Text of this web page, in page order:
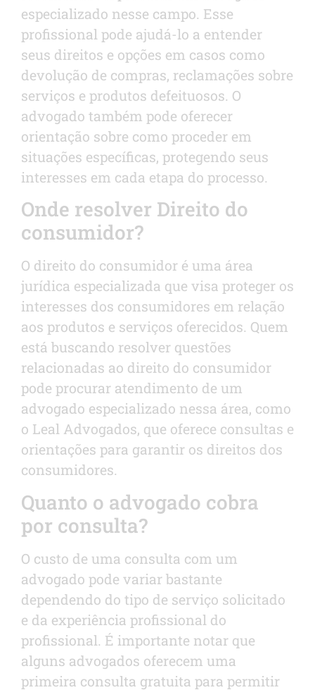
especializado nesse campo. Esse
profissional pode ajudá-lo a entender
seus direitos e opções em casos como
devolução de compras, reclamações sobre
serviços e produtos defeituosos. O
advogado também pode oferecer
orientação sobre como proceder em
situações específicas, protegendo seus
interesses em cada etapa do processo.
Onde resolver Direito do
consumidor?
O direito do consumidor é uma área
jurídica especializada que visa proteger os
interesses dos consumidores em relação
aos produtos e serviços oferecidos. Quem
está buscando resolver questões
relacionadas ao direito do consumidor
pode procurar atendimento de um
advogado especializado nessa área, como
o Leal Advogados, que oferece consultas e
orientações para garantir os direitos dos
consumidores.
Quanto o advogado cobra
por consulta?
O custo de uma consulta com um
advogado pode variar bastante
dependendo do tipo de serviço solicitado
e da experiência profissional do
profissional. É importante notar que
alguns advogados oferecem uma
primeira consulta gratuita para permitir